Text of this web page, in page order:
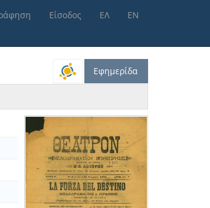
Είσοδος ΕΛ ΕΝ
Εφημερίδα